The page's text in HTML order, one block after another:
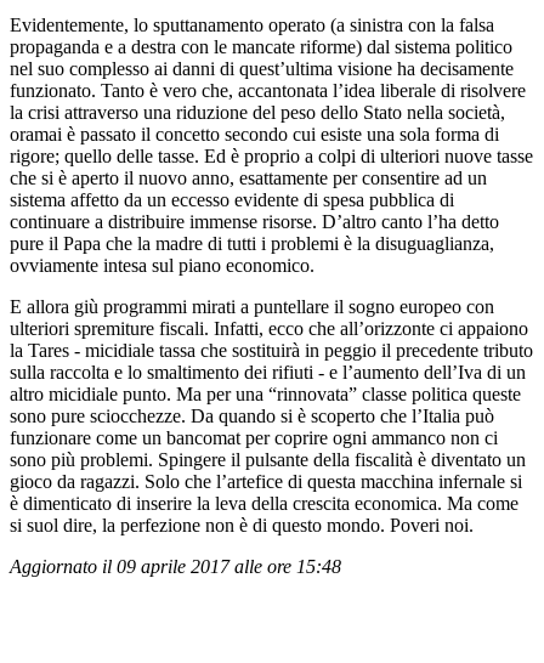
Evidentemente, lo sputtanamento operato (a sinistra con la falsa
propaganda e a destra con le mancate riforme) dal sistema politico
nel suo complesso ai danni di quest’ultima visione ha decisamente
funzionato. Tanto è vero che, accantonata l’idea liberale di risolvere
la crisi attraverso una riduzione del peso dello Stato nella società,
oramai è passato il concetto secondo cui esiste una sola forma di
rigore; quello delle tasse. Ed è proprio a colpi di ulteriori nuove tasse
che si è aperto il nuovo anno, esattamente per consentire ad un
sistema affetto da un eccesso evidente di spesa pubblica di
continuare a distribuire immense risorse. D’altro canto l’ha detto
pure il Papa che la madre di tutti i problemi è la disuguaglianza,
ovviamente intesa sul piano economico.
E allora giù programmi mirati a puntellare il sogno europeo con
ulteriori spremiture fiscali. Infatti, ecco che all’orizzonte ci appaiono
la Tares - micidiale tassa che sostituirà in peggio il precedente tributo
sulla raccolta e lo smaltimento dei rifiuti - e l’aumento dell’Iva di un
altro micidiale punto. Ma per una “rinnovata” classe politica queste
sono pure sciocchezze. Da quando si è scoperto che l’Italia può
funzionare come un bancomat per coprire ogni ammanco non ci
sono più problemi. Spingere il pulsante della fiscalità è diventato un
gioco da ragazzi. Solo che l’artefice di questa macchina infernale si
è dimenticato di inserire la leva della crescita economica. Ma come
si suol dire, la perfezione non è di questo mondo. Poveri noi.
Aggiornato il 09 aprile 2017 alle ore 15:48